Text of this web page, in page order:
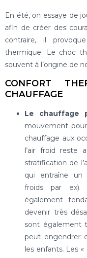
En été, on essaye de
afin de créer des
contraire, il
thermique. Le choc
souvent à l’origine de
CONFORT
CHAUFFAGE
Le chauffage
mouvement
chauffage aux
l’air froid reste
stratification de
qui entraîne un
froids par ex).
également
devenir très
sont également
peut engendrer
les enfants. Les